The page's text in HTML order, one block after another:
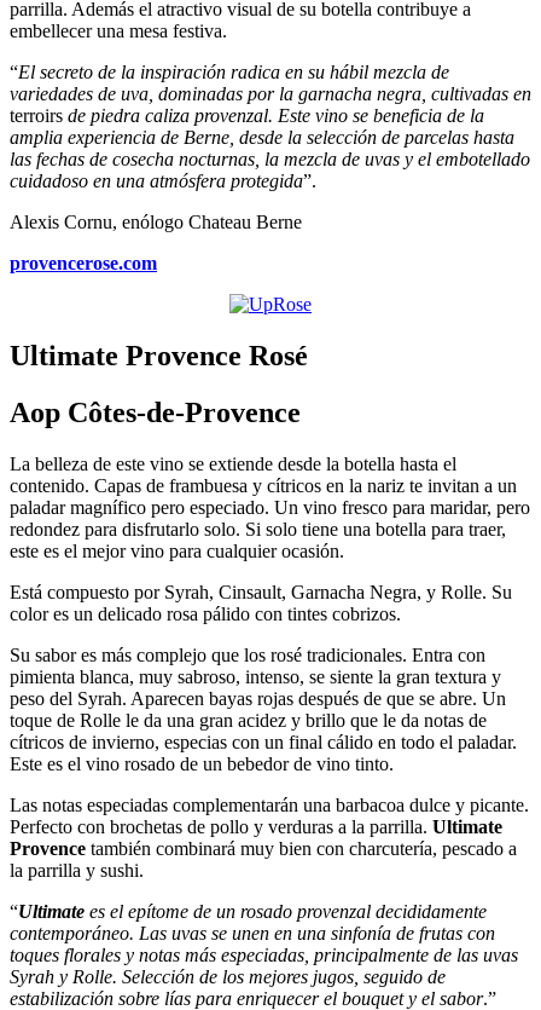
parrilla. Además el atractivo visual de su botella contribuye a
embellecer una mesa festiva.
“El secreto de la inspiración radica en su hábil mezcla de
variedades de uva, dominadas por la garnacha negra, cultivadas en
terroirs de piedra caliza provenzal. Este vino se beneficia de la
amplia experiencia de Berne, desde la selección de parcelas hasta
las fechas de cosecha nocturnas, la mezcla de uvas y el embotellado
cuidadoso en una atmósfera protegida”.
Alexis Cornu, enólogo Chateau Berne
provencerose.com
Ultimate Provence Rosé
Aop Côtes-de-Provence
La belleza de este vino se extiende desde la botella hasta el
contenido. Capas de frambuesa y cítricos en la nariz te invitan a un
paladar magnífico pero especiado. Un vino fresco para maridar, pero
redondez para disfrutarlo solo. Si solo tiene una botella para traer,
este es el mejor vino para cualquier ocasión.
Está compuesto por Syrah, Cinsault, Garnacha Negra, y Rolle. Su
color es un delicado rosa pálido con tintes cobrizos.
Su sabor es más complejo que los rosé tradicionales. Entra con
pimienta blanca, muy sabroso, intenso, se siente la gran textura y
peso del Syrah. Aparecen bayas rojas después de que se abre. Un
toque de Rolle le da una gran acidez y brillo que le da notas de
cítricos de invierno, especias con un final cálido en todo el paladar.
Este es el vino rosado de un bebedor de vino tinto.
Las notas especiadas complementarán una barbacoa dulce y picante.
Perfecto con brochetas de pollo y verduras a la parrilla. Ultimate
Provence también combinará muy bien con charcutería, pescado a
la parrilla y sushi.
“Ultimate es el epítome de un rosado provenzal decididamente
contemporáneo. Las uvas se unen en una sinfonía de frutas con
toques florales y notas más especiadas, principalmente de las uvas
Syrah y Rolle. Selección de los mejores jugos, seguido de
estabilización sobre lías para enriquecer el bouquet y el sabor.”